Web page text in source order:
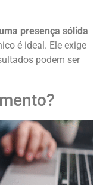
presença sólida
é ideal. Ele exige
podem ser